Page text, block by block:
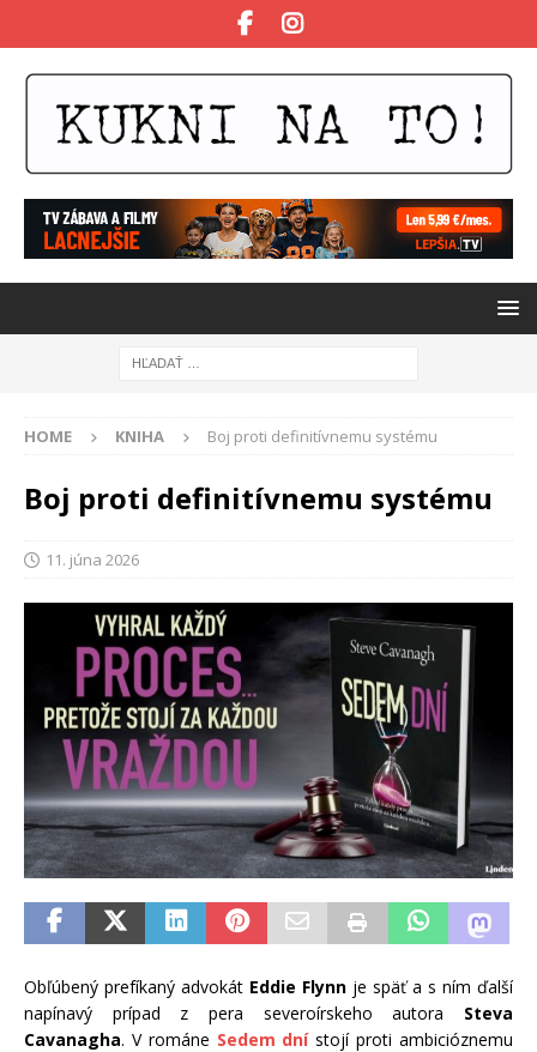
HOME KNIHA Boj proti definitívnemu systému
Boj proti definitívnemu systému
11. júna 2026
Obľúbený prefíkaný advokát Eddie Flynn je späť a s ním ďalší
napínavý prípad z pera severoírskeho autora Steva
Cavanagha. V románe Sedem dnístojí proti ambicióznemu